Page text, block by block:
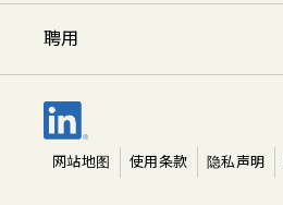
聘用
网站地图 使用条款 隐私声明